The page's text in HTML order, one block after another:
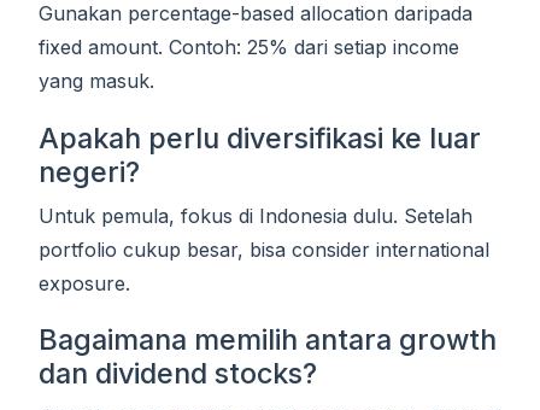
Gunakan percentage-based allocation daripada
fixed amount. Contoh: 25% dari setiap income
yang masuk.
Apakah perlu diversifikasi ke luar
negeri?
Untuk pemula, fokus di Indonesia dulu. Setelah
portfolio cukup besar, bisa consider international
exposure.
Bagaimana memilih antara growth
dan dividend stocks?